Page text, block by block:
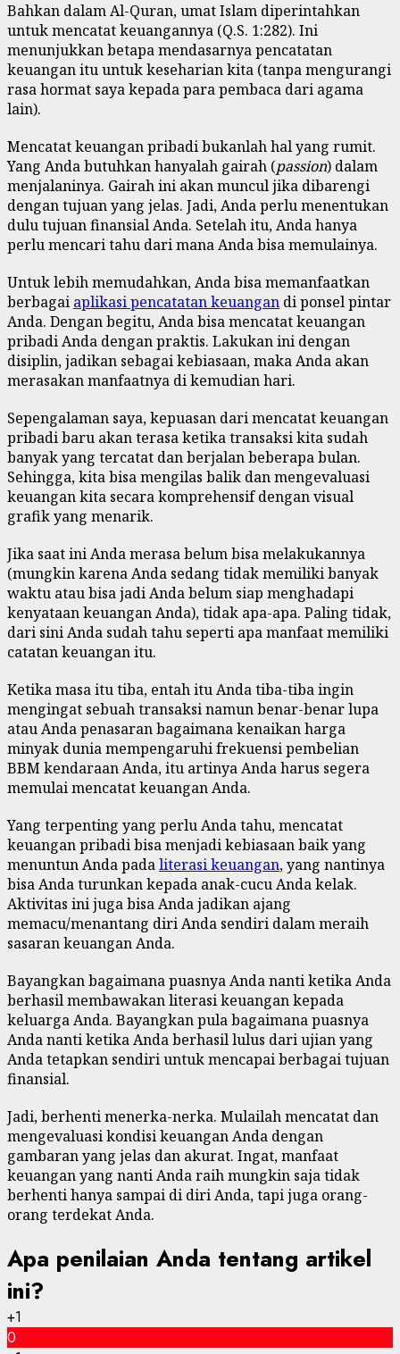
Bahkan dalam Al-Quran, umat Islam diperintahkan
untuk mencatat keuangannya (Q.S. 1:282). Ini
menunjukkan betapa mendasarnya pencatatan
keuangan itu untuk keseharian kita (tanpa mengurangi
rasa hormat saya kepada para pembaca dari agama
lain).
Mencatat keuangan pribadi bukanlah hal yang rumit.
Yang Anda butuhkan hanyalah gairah (passion) dalam
menjalaninya. Gairah ini akan muncul jika dibarengi
dengan tujuan yang jelas. Jadi, Anda perlu menentukan
dulu tujuan finansial Anda. Setelah itu, Anda hanya
perlu mencari tahu dari mana Anda bisa memulainya.
Untuk lebih memudahkan, Anda bisa memanfaatkan
berbagai aplikasi pencatatan keuangan di ponsel pintar
Anda. Dengan begitu, Anda bisa mencatat keuangan
pribadi Anda dengan praktis. Lakukan ini dengan
disiplin, jadikan sebagai kebiasaan, maka Anda akan
merasakan manfaatnya di kemudian hari.
Sepengalaman saya, kepuasan dari mencatat keuangan
pribadi baru akan terasa ketika transaksi kita sudah
banyak yang tercatat dan berjalan beberapa bulan.
Sehingga, kita bisa mengilas balik dan mengevaluasi
keuangan kita secara komprehensif dengan visual
grafik yang menarik.
Jika saat ini Anda merasa belum bisa melakukannya
(mungkin karena Anda sedang tidak memiliki banyak
waktu atau bisa jadi Anda belum siap menghadapi
kenyataan keuangan Anda), tidak apa-apa. Paling tidak,
dari sini Anda sudah tahu seperti apa manfaat memiliki
catatan keuangan itu.
Ketika masa itu tiba, entah itu Anda tiba-tiba ingin
mengingat sebuah transaksi namun benar-benar lupa
atau Anda penasaran bagaimana kenaikan harga
minyak dunia mempengaruhi frekuensi pembelian
BBM kendaraan Anda, itu artinya Anda harus segera
memulai mencatat keuangan Anda.
Yang terpenting yang perlu Anda tahu, mencatat
keuangan pribadi bisa menjadi kebiasaan baik yang
menuntun Anda padaliterasi keuangan, yang nantinya
bisa Anda turunkan kepada anak-cucu Anda kelak.
Aktivitas ini juga bisa Anda jadikan ajang
memacu/menantang diri Anda sendiri dalam meraih
sasaran keuangan Anda.
Bayangkan bagaimana puasnya Anda nanti ketika Anda
berhasil membawakan literasi keuangan kepada
keluarga Anda. Bayangkan pula bagaimana puasnya
Anda nanti ketika Anda berhasil lulus dari ujian yang
Anda tetapkan sendiri untuk mencapai berbagai tujuan
finansial.
Jadi, berhenti menerka-nerka. Mulailah mencatat dan
mengevaluasi kondisi keuangan Anda dengan
gambaran yang jelas dan akurat. Ingat, manfaat
keuangan yang nanti Anda raih mungkin saja tidak
berhenti hanya sampai di diri Anda, tapi juga orang-
orang terdekat Anda.
Apa penilaian Anda tentang artikel
ini?
+1
0